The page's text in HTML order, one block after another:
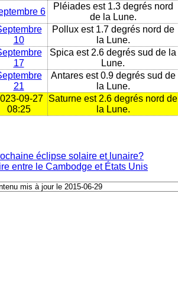
6
Pléiades est 1.3 degrés nord
de la Lune.
10
Pollux est 1.7 degrés nord de
la Lune.
17
Spica est 2.6 degrés sud de la
Lune.
21
Antares est 0.9 degrés sud de
la Lune.
09-27
08:25
Saturne est 2.6 degrés nord de
la Lune.
éclipse solaire et lunaire?
entre le Cambodge et États Unis
mis à jour le 2015-06-29